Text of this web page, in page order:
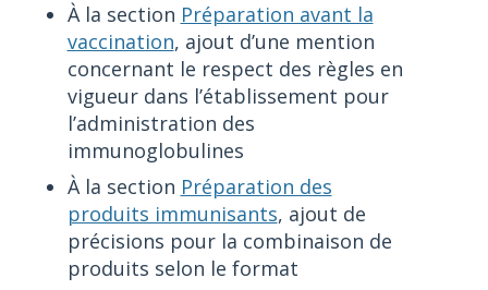
À la section Préparation avant la
vaccination, ajout d’une mention
concernant le respect des règles en
vigueur dans l’établissement pour
l’administration des
immunoglobulines
À la section Préparation des
produits immunisants, ajout de
précisions pour la combinaison de
produits selon le format